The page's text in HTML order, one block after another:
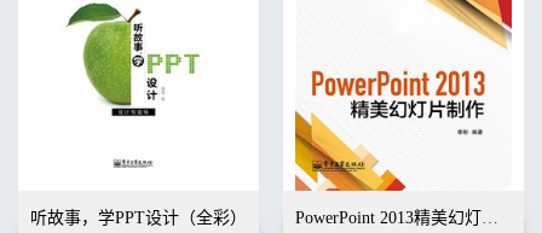
听故事，学PPT设计（全彩） PowerPoint 2013精美幻灯片制作(含DVD光盘1张)（全彩）